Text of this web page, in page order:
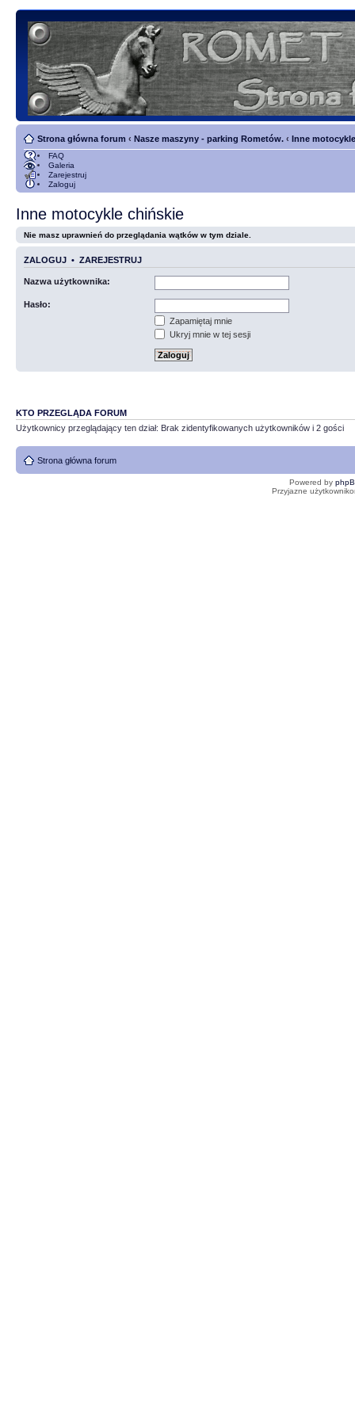
Strona główna forum ‹ Nasze maszyny - parking Rometów. ‹ Inne
FAQ
Galeria
Zarejestruj
Zaloguj
Inne motocykle chińskie
Nie masz uprawnień do przeglądania wątków w tym dziale.
ZALOGUJ • ZAREJESTRUJ
Nazwa użytkownika:
Hasło:
Zapamiętaj mnie
Ukryj mnie w tej sesji
KTO PRZEGLĄDA FORUM
Użytkownicy przeglądający ten dział: Brak zidentyfikowanych użytkowników i 2 gości
Strona główna forum
Powered by
Przyjazne